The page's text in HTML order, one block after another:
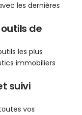
les dernières
de
les plus
immobiliers
suivi
vos